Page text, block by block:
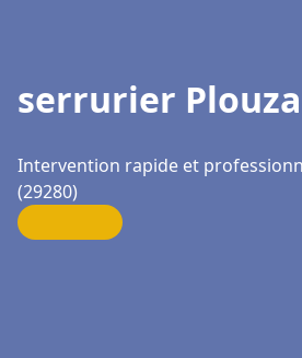
serrurier
Intervention rapide et
(29280)